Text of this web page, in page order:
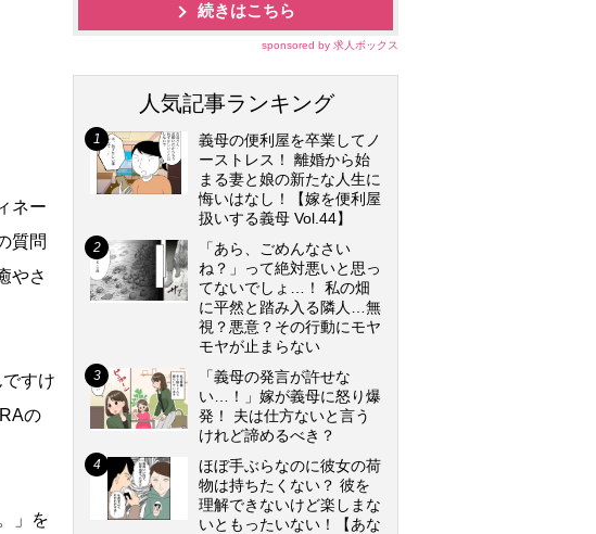
ネー
質問
やさ
すけ
の
」を
続きはこちら
sponsored by 求人ボックス
人気記事ランキング
義母の便利屋を卒業してノ
ーストレス！ 離婚から始
まる妻と娘の新たな人生に
悔いはなし！【嫁を便利屋
扱いする義母 Vol.44】
「あら、ごめんなさい
ね？」って絶対悪いと思っ
てないでしょ…！ 私の畑
に平然と踏み入る隣人…無
視？悪意？その行動にモヤ
モヤが止まらない
「義母の発言が許せな
い…！」嫁が義母に怒り爆
発！ 夫は仕方ないと言う
けれど諦めるべき？
ほぼ手ぶらなのに彼女の荷
物は持ちたくない？ 彼を
理解できないけど楽しまな
いともったいない！【あな